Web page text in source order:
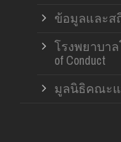
ข้อมูลและส
โรงพยาบา
of Conduct
มูลนิธิคณะ